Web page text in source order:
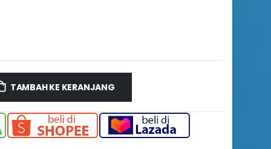
TAMBAH KE KERANJANG